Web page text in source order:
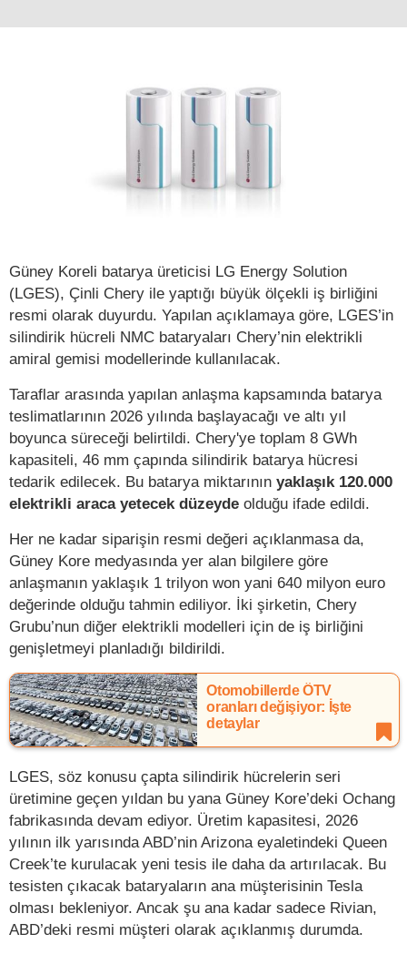
Güney Koreli batarya üreticisi LG Energy Solution
(LGES), Çinli Chery ile yaptığı büyük ölçekli iş birliğini
resmi olarak duyurdu. Yapılan açıklamaya göre, LGES’in
silindirik hücreli NMC bataryaları Chery’nin elektrikli
amiral gemisi modellerinde kullanılacak.
Taraflar arasında yapılan anlaşma kapsamında batarya
teslimatlarının 2026 yılında başlayacağı ve altı yıl
boyunca süreceği belirtildi. Chery'ye toplam 8 GWh
kapasiteli, 46 mm çapında silindirik batarya hücresi
tedarik edilecek. Bu batarya miktarının yaklaşık 120.000
elektrikli araca yetecek düzeyde olduğu ifade edildi.
Her ne kadar siparişin resmi değeri açıklanmasa da,
Güney Kore medyasında yer alan bilgilere göre
anlaşmanın yaklaşık 1 trilyon won yani 640 milyon euro
değerinde olduğu tahmin ediliyor. İki şirketin, Chery
Grubu’nun diğer elektrikli modelleri için de iş birliğini
genişletmeyi planladığı bildirildi.
Otomobillerde ÖTV
oranları değişiyor: İşte
detaylar
LGES, söz konusu çapta silindirik hücrelerin seri
üretimine geçen yıldan bu yana Güney Kore’deki Ochang
fabrikasında devam ediyor. Üretim kapasitesi, 2026
yılının ilk yarısında ABD’nin Arizona eyaletindeki Queen
Creek’te kurulacak yeni tesis ile daha da artırılacak. Bu
tesisten çıkacak bataryaların ana müşterisinin Tesla
olması bekleniyor. Ancak şu ana kadar sadece Rivian,
ABD’deki resmi müşteri olarak açıklanmış durumda.